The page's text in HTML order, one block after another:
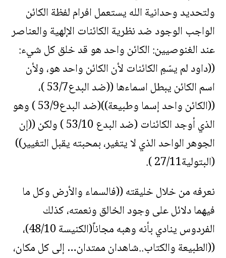
ولتحديد وحدانية الله يستعمل افرام لفظة الكائن
الواجب الوجود ضد نظرية الكائنات الإلهية والعناصر
عند الغنوصيين: الكائن واحد هو قد خلق كل شيء:
((داود لم يسّمِ الكائنات لأن الكائن واحد هو، ولأن
اسم الكائن يبطل اسماءها ((ضد البدع53/7 )،
((الكائن واحد إسما وطبيعة))(ضد البدع53/9 ) وهو
الذي أوجد الكائنات (ضد البدع 53/10 ) ولكن ((إن
الجوهر الواحد الذي لا يتغير، بمحبته يقبل التغيير))
(البتولية27/11 ).
نعرفه من خلال خليقته ((فالسماء والأرض وكل ما
فيهما دلائل على وجود الخالق ونعمته، كذلك
الفردوس ينادي بأنه وهبه مجاناً(الكنيسة 48/10)،
((الطبيعة والكتاب..شاهدان ممتدان… إلى كل مكان،